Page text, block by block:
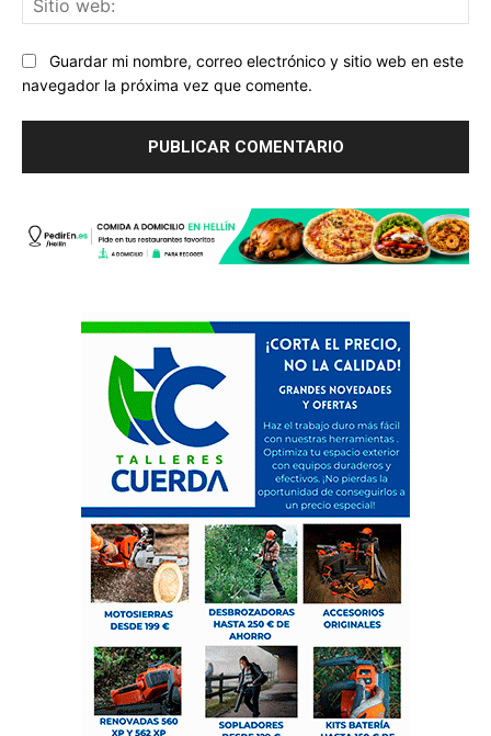
Guardar mi nombre, correo electrónico y sitio web en este
navegador la próxima vez que comente.